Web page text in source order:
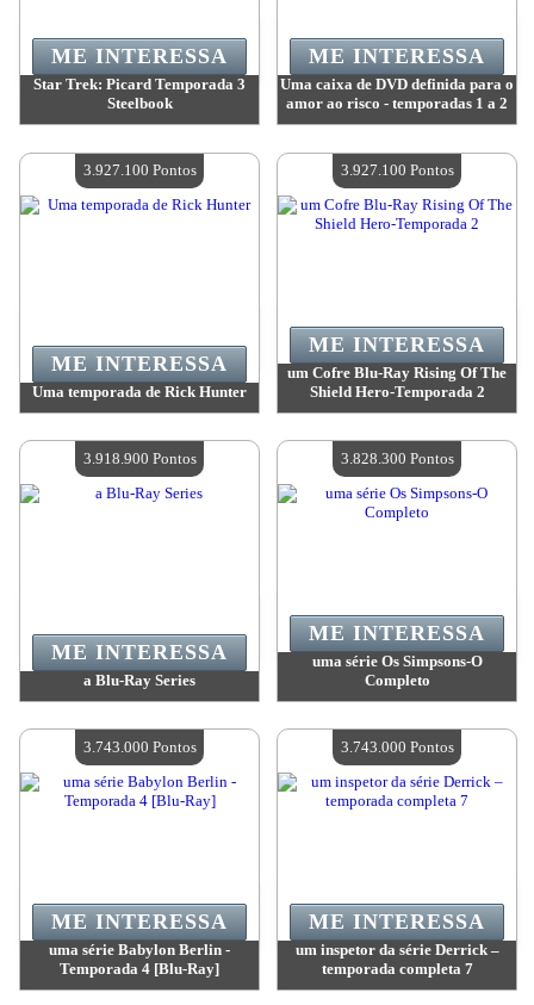
Star Trek: Picard Temporada 3
Steelbook
Quantidade disponível:4
ME INTERESSA
Uma caixa de DVD definida para o
amor ao risco - temporadas 1 a 2
Quantidade disponível:4
ME INTERESSA
Uma temporada de Rick Hunter
Quantidade disponível:4
ME INTERESSA
3.927.100 Pontos
um Cofre Blu-Ray Rising Of The
Shield Hero-Temporada 2
Quantidade disponível:4
ME INTERESSA
3.927.100 Pontos
a Blu-Ray Series
Quantidade disponível:4
ME INTERESSA
3.918.900 Pontos
uma série Os Simpsons-O
Completo
Quantidade disponível:4
ME INTERESSA
3.828.300 Pontos
uma série Babylon Berlin -
Temporada 4 [Blu-Ray]
ME INTERESSA
3.743.000 Pontos
um inspetor da série Derrick –
temporada completa 7
ME INTERESSA
3.743.000 Pontos